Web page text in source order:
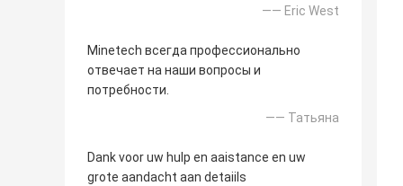
—— Eric West
Minetech всегда профессионально
отвечает на наши вопросы и
потребности.
—— Татьяна
Dank voor uw hulp en aaistance en uw
grote aandacht aan detaiils